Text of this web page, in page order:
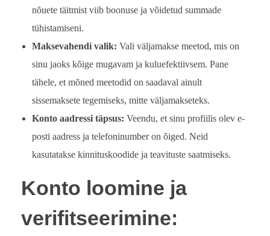
nõuete täitmist viib boonuse ja võidetud summade
tühistamiseni.
Maksevahendi valik: Vali väljamakse meetod, mis on
sinu jaoks kõige mugavam ja kuluefektiivsem. Pane
tähele, et mõned meetodid on saadaval ainult
sissemaksete tegemiseks, mitte väljamakseteks.
Konto aadressi täpsus: Veendu, et sinu profiilis olev e-
posti aadress ja telefoninumber on õiged. Neid
kasutatakse kinnituskoodide ja teavituste saatmiseks.
Konto loomine ja
verifitseerimine: